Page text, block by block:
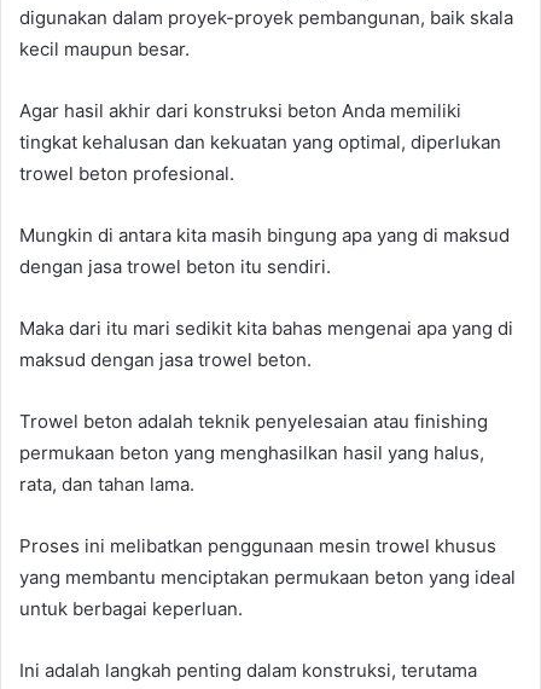
digunakan dalam proyek-proyek pembangunan, baik skala
kecil maupun besar.
Agar hasil akhir dari konstruksi beton Anda memiliki
tingkat kehalusan dan kekuatan yang optimal, diperlukan
trowel beton profesional.
Mungkin di antara kita masih bingung apa yang di maksud
dengan jasa trowel beton itu sendiri.
Maka dari itu mari sedikit kita bahas mengenai apa yang di
maksud dengan jasa trowel beton.
Trowel beton adalah teknik penyelesaian atau finishing
permukaan beton yang menghasilkan hasil yang halus,
rata, dan tahan lama.
Proses ini melibatkan penggunaan mesin trowel khusus
yang membantu menciptakan permukaan beton yang ideal
untuk berbagai keperluan.
Ini adalah langkah penting dalam konstruksi, terutama